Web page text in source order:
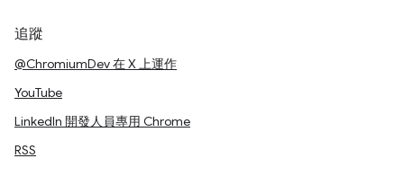
追蹤
@ChromiumDev 在 X 上運作
YouTube
LinkedIn 開發人員專用 Chrome
RSS